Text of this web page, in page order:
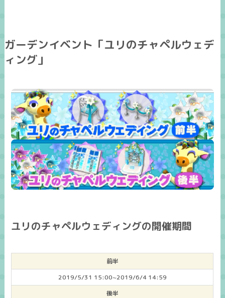
ガーデンイベント「ユリのチャペルウェデ
ィング」
ユリのチャペルウェディングの開催期間
前半
2019/5/31 15:00~2019/6/4 14:59
後半